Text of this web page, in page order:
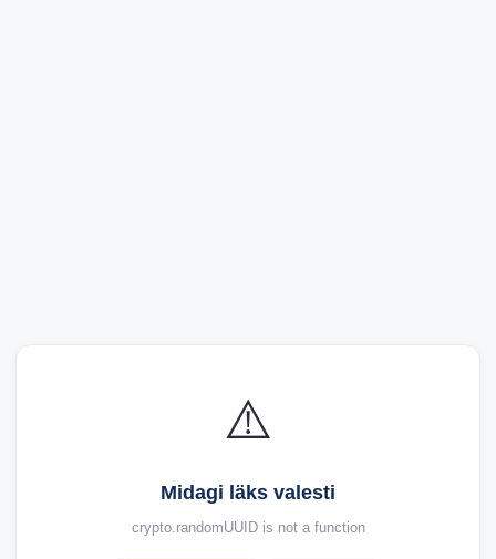
⚠️
Midagi läks valesti
crypto.randomUUID is not a function